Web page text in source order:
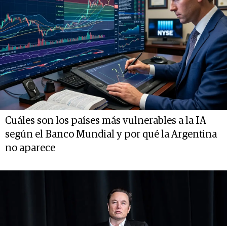
Cuáles son los países más vulnerables a la IA
según el Banco Mundial y por qué la Argentina
no aparece